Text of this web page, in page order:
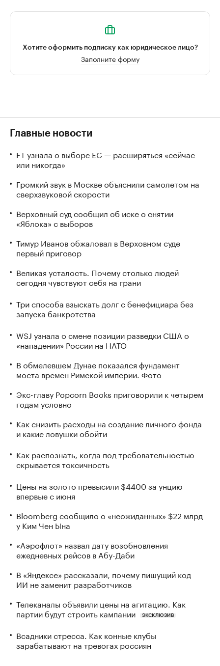
Хотите оформить подписку как юридическое лицо?
Заполните форму
Главные новости
FT узнала о выборе ЕС — расширяться «сейчас
или никогда»
Громкий звук в Москве объяснили самолетом на
сверхзвуковой скорости
Верховный суд сообщил об иске о снятии
«Яблока» с выборов
Тимур Иванов обжаловал в Верховном суде
первый приговор
Великая усталость. Почему столько людей
сегодня чувствуют себя на грани
Три способа взыскать долг с бенефициара без
запуска банкротства
WSJ узнала о смене позиции разведки США о
«нападении» России на НАТО
В обмелевшем Дунае показался фундамент
моста времен Римской империи. Фото
Экс-главу Popcorn Books приговорили к четырем
годам условно
Как снизить расходы на создание личного фонда
и какие ловушки обойти
Как распознать, когда под требовательностью
скрывается токсичность
Цены на золото превысили $4400 за унцию
впервые с июня
Bloomberg сообщило о «неожиданных» $22 млрд
у Ким Чен Ына
«Аэрофлот» назвал дату возобновления
ежедневных рейсов в Абу-Даби
В «Яндексе» рассказали, почему пишущий код
ИИ не заменит разработчиков
Телеканалы объявили цены на агитацию. Как
партии будут строить кампании
ЭКСКЛЮЗИВ
Всадники стресса. Как конные клубы
зарабатывают на тревогах россиян